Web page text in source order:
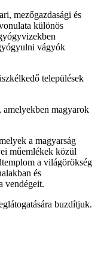
mezőgazdasági és
különös
vágyók
települések
magyarok
a magyarság
műemlékek közül
a világörökség
és
vendégeit.
buzdítjuk.